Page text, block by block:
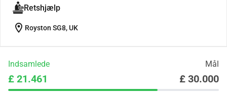
Retshjælp
location_on Royston SG8, UK
Indsamlede Mål
£ 21.461 £ 30.000